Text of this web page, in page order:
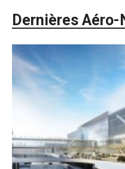
Dernières Aéro-